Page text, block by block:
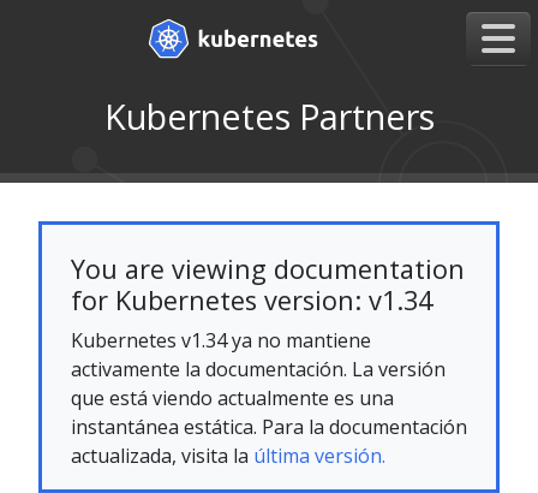
Kubernetes Partners
You are viewing documentation
for Kubernetes version: v1.34
Kubernetes v1.34 ya no mantiene
activamente la documentación. La versión
que está viendo actualmente es una
instantánea estática. Para la documentación
actualizada, visita la última versión.